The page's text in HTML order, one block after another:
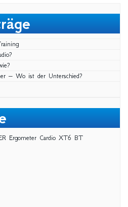
– Wo ist der Unterschied?
Ergometer Cardio XT6 BT